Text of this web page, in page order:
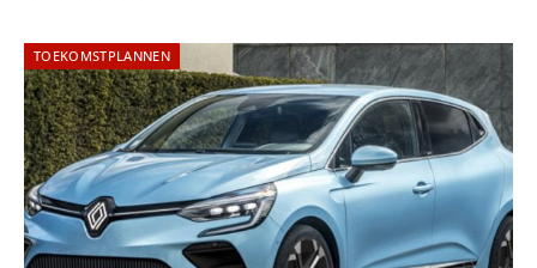
TOEKOMSTPLANNEN